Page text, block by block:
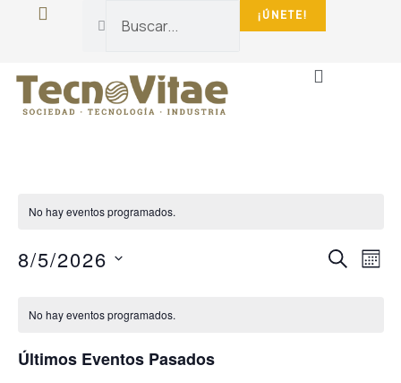
¡ÚNETE!
No hay eventos programados.
BUSCAR
DE
MES
8/5/2026
fecha.
DE
EVENTOS
No hay eventos programados.
Últimos Eventos Pasados